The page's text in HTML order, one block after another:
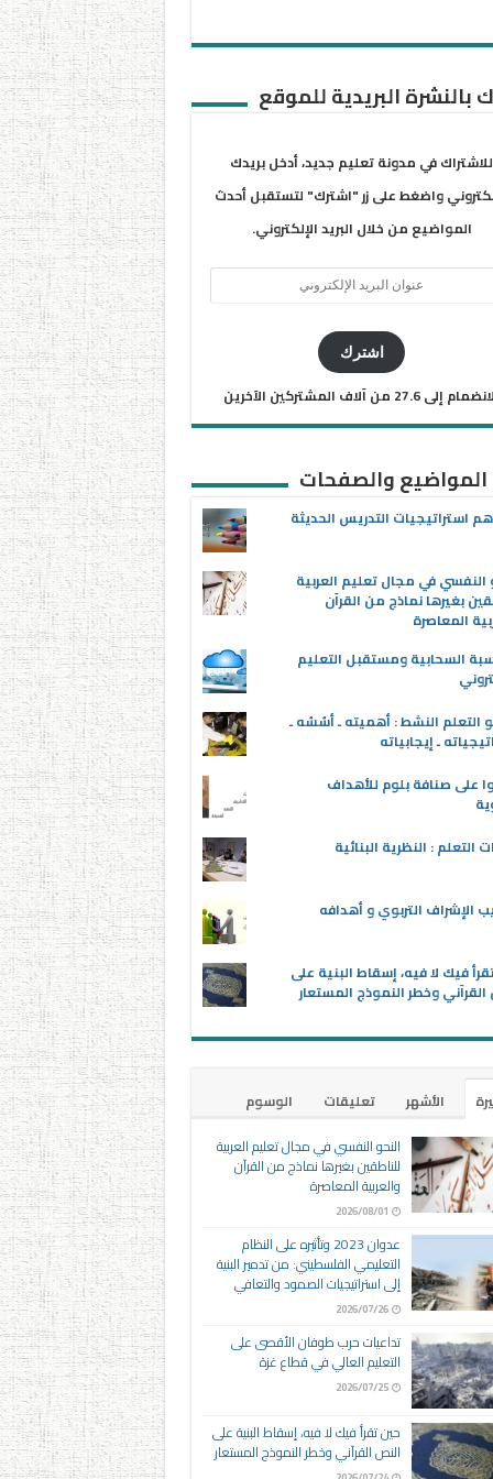
بالنشرة البريدية للموقع
للاشتراك في مدونة تعليم جديد، أدخل بريدك
واضغط على زر "اشترك" لتستقبل أحدث
المواضيع من خلال البريد الإلكتروني.
اشترك
إلى 27.6 من آلاف المشتركين الآخرين
المواضيع والصفحات
استراتيجيات التدريس الحديثة
النفسي في مجال تعليم العربية
بغيرها نماذج من القرآن
المعاصرة
السحابية ومستقبل التعليم
التعلم النشط : أهميته ـ أسُسُه ـ
ـ إيجابياته
على صنافة بلوم للأهداف
التعلم : النظرية البنائية
الإشراف التربوي و أهدافه
فيك لا فيه، إسقاط البنية على
وخطر النموذج المستعار
الأشهر تعليقات
الوسوم
النحو النفسي في مجال تعليم العربية
للناطقين بغيرها نماذج من القرآن
والعربية المعاصرة
2026/08/01
عدوان 2023 وتأثيره على النظام
التعليمي الفلسطيني: من تدمير البنية
إلى استراتيجيات الصمود والتعافي
2026/07/26
تداعيات حرب طوفان الأقصى على
التعليم العالي في قطاع غزة
2026/07/25
حين تقرأ فيك لا فيه، إسقاط البنية على
النص القرآني وخطر النموذج المستعار